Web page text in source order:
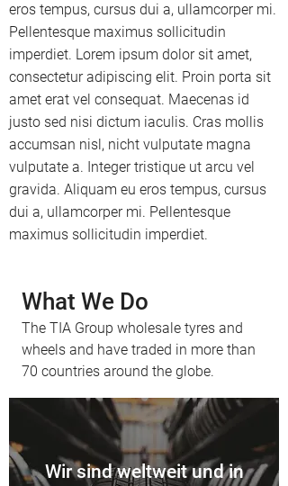
eros tempus, cursus dui a, ullamcorper mi.
Pellentesque maximus sollicitudin
imperdiet. Lorem ipsum dolor sit amet,
consectetur adipiscing elit. Proin porta sit
amet erat vel consequat. Maecenas id
justo sed nisi dictum iaculis. Cras mollis
accumsan nisl, nicht vulputate magna
vulputate a. Integer tristique ut arcu vel
gravida. Aliquam eu eros tempus, cursus
dui a, ullamcorper mi. Pellentesque
maximus sollicitudin imperdiet.
What We Do
The TIA Group wholesale tyres and
wheels and have traded in more than
70 countries around the globe.
Wir sind weltweit und in